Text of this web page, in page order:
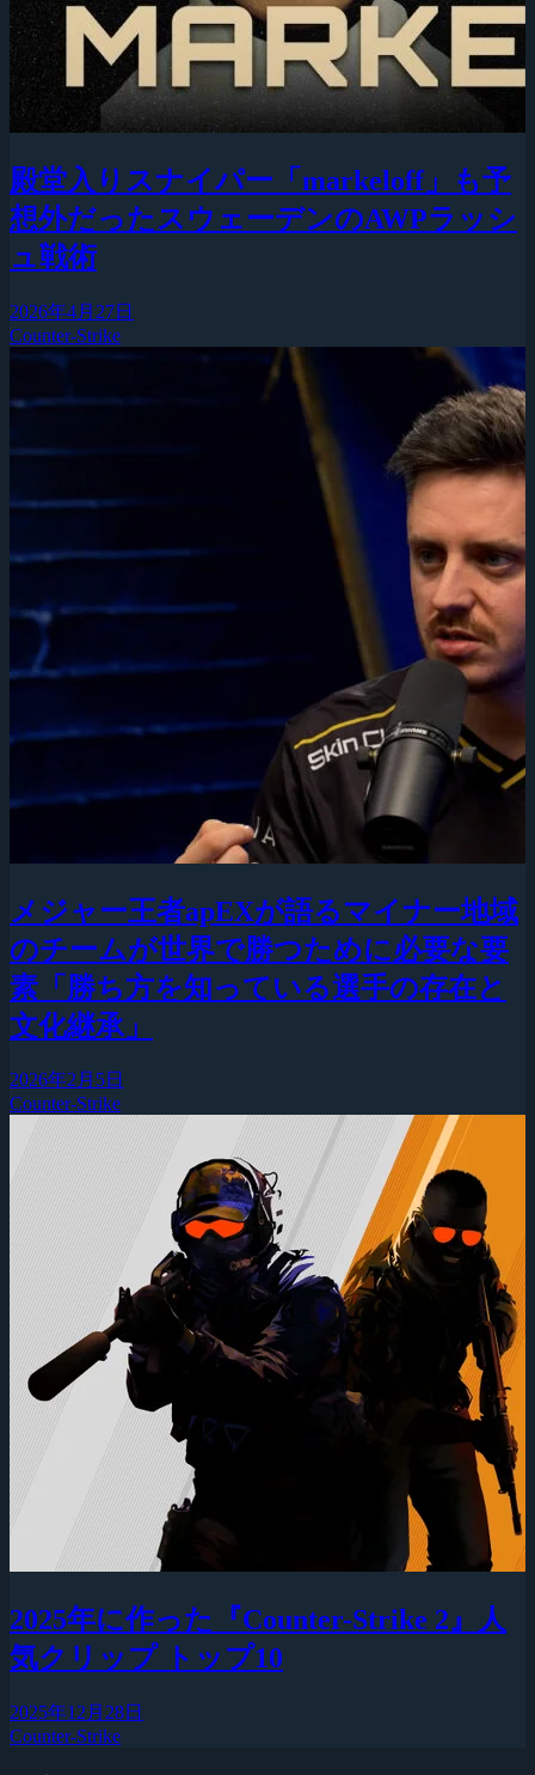
殿堂入りスナイパー「markeloff」も予
想外だったスウェーデンのAWPラッシ
ュ戦術
2026年4月27日
Counter-Strike
メジャー王者apEXが語るマイナー地域
のチームが世界で勝つために必要な要
素「勝ち方を知っている選手の存在と
文化継承」
2026年2月5日
Counter-Strike
2025年に作った『Counter-Strike 2』人
気クリップ トップ10
2025年12月28日
Counter-Strike